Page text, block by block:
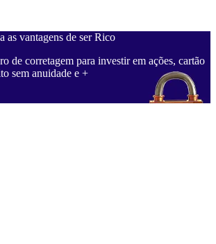
as vantagens de ser Rico
de corretagem para investir em ações, cartão
sem anuidade e +